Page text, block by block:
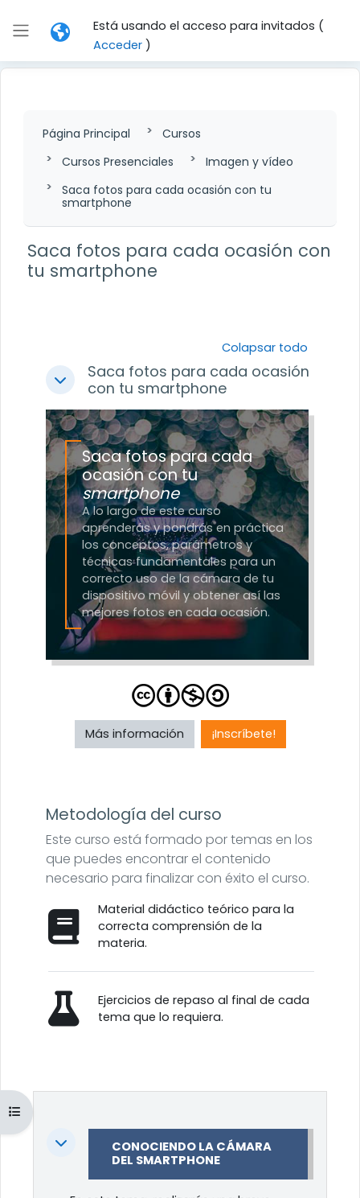
Panel lateral
Está usando el acceso para invitados (
Acceder)
Abrir índice del curso
Página Principal
Cursos
Cursos Presenciales
Imagen y vídeo
Saca fotos para cada ocasión con tu
smartphone
Saca fotos para cada ocasión con
tu smartphone
Colapsar
Saca fotos para cada ocasión
con tu smartphone
Colapsar todo
Saca fotos para cada
ocasión con tu
smartphone
A lo largo de este curso
aprenderás y pondrás en práctica
los conceptos, parámetros y
técnicas fundamentales para un
correcto uso de la cámara de tu
dispositivo móvil y obtener así las
mejores fotos en cada ocasión.
Más información ¡Inscríbete!
Metodología del curso
Este curso está formado por temas en los
que puedes encontrar el contenido
necesario para finalizar con éxito el curso.
Material didáctico teórico para la
correcta comprensión de la
materia.
Ejercicios de repaso al final de cada
tema que lo requiera.
Colapsar
CONOCIENDO LA CÁMARA
DEL SMARTPHONE